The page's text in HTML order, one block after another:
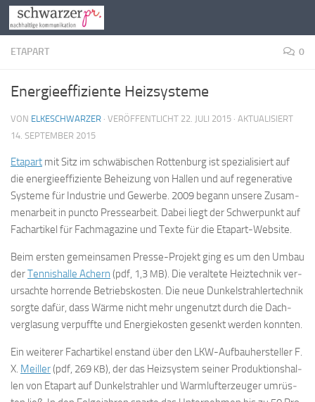
Zum Inhalt springen
ETAPART 0
Energieeffiziente Heizsysteme
VON ELKESCHWARZER · VERÖFFENTLICHT 22. JULI 2015 · AKTUALISIERT
14. SEPTEMBER 2015
Eta­part mit Sitz im schwä­bi­schen Rot­ten­burg ist spe­zia­li­siert auf
die en­er­gie­ef­fi­zi­en­te Be­hei­zung von Hal­len und auf re­ge­ne­ra­ti­ve
Sys­te­me für In­dus­trie und Ge­wer­be. 2009 be­gann un­se­re Zu­sam­
men­ar­beit in punc­to Pres­se­ar­beit. Da­bei liegt der Schwer­punkt auf
Fach­ar­ti­kel für Fach­ma­ga­zi­ne und Tex­te für die Etapart-Website.
Beim ers­ten ge­mein­sa­men Pres­se-Pro­jekt ging es um den Um­bau
derTen­nis­hal­le Achern (pdf, 1,3 MB). Die ver­al­te­te Heiz­tech­nik ver­
ur­sach­te hor­ren­de Be­triebs­kos­ten. Die neue Dun­kel­strah­ler­tech­nik
sorg­te da­für, dass Wär­me nicht mehr un­ge­nutzt durch die Dach­
ver­gla­sung ver­puff­te und En­er­gie­kos­ten ge­senkt wer­den konnten.
Ein wei­te­rer Fach­ar­ti­kel en­stand über den LKW-Auf­bau­her­stel­ler F.
X. Mei­l­ler(pdf, 269 KB), der das Heiz­sys­tem sei­ner Pro­duk­ti­ons­hal­
len von Eta­part auf Dun­kel­strah­ler und Warm­luft­er­zeu­ger um­rüs­